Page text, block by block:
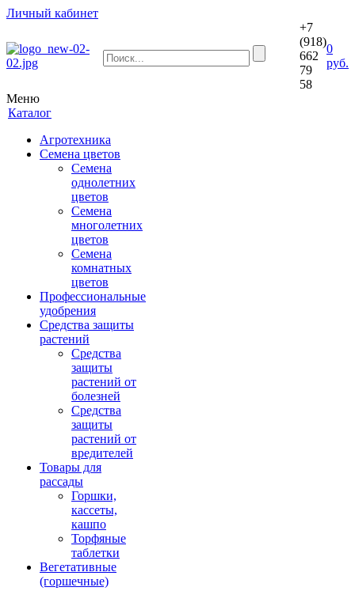
Личный кабинет
+7
(918)
662
79
58
0
руб.
Меню
Каталог
Агротехника
Семена цветов
Семена
однолетних
цветов
Семена
многолетних
цветов
Семена
комнатных
цветов
Профессиональные
удобрения
Средства защиты
растений
Средства
защиты
растений от
болезней
Средства
защиты
растений от
вредителей
Товары для
рассады
Горшки,
кассеты,
кашпо
Торфяные
таблетки
Вегетативные
(горшечные)